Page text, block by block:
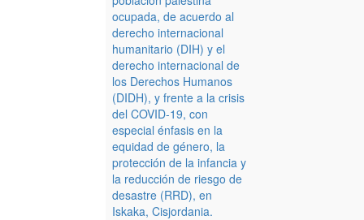
ocupada, de acuerdo al
derecho internacional
humanitario (DIH) y el
derecho internacional de
los Derechos Humanos
(DIDH), y frente a la crisis
del COVID-19, con
especial énfasis en la
equidad de género, la
protección de la infancia y
la reducción de riesgo de
desastre (RRD), en
Iskaka, Cisjordania.